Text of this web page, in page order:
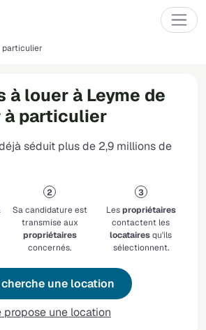
particulier
à louer à Leyme de
particulier
séduit plus de 2,9 millions de
Sa candidature est
transmise aux
propriétaires
concernés.
Lespropriétaires
contactent les
locatairesqu'ils
sélectionnent.
une location
propose une location